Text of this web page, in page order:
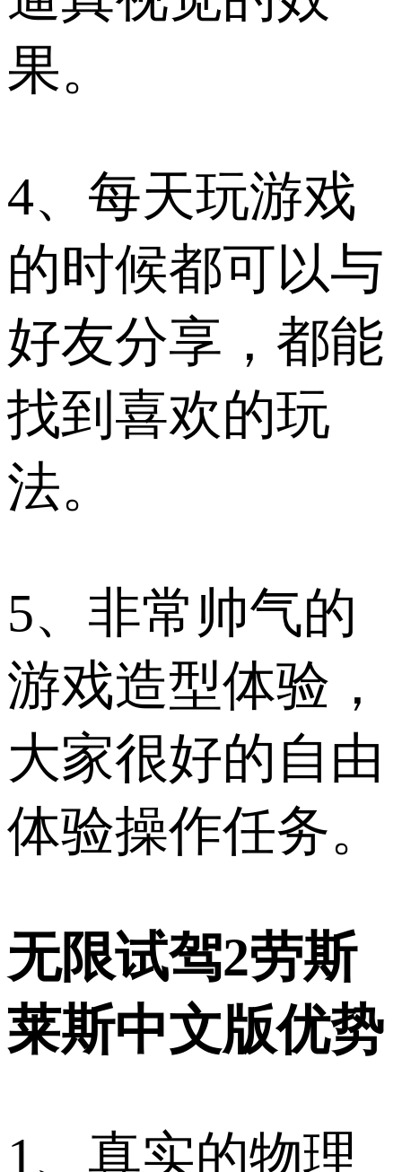
果。
4、每天玩游戏
的时候都可以与
好友分享，都能
找到喜欢的玩
法。
5、非常帅气的
游戏造型体验，
大家很好的自由
体验操作任务。
无限试驾2劳斯
莱斯中文版优势
1、真实的物理